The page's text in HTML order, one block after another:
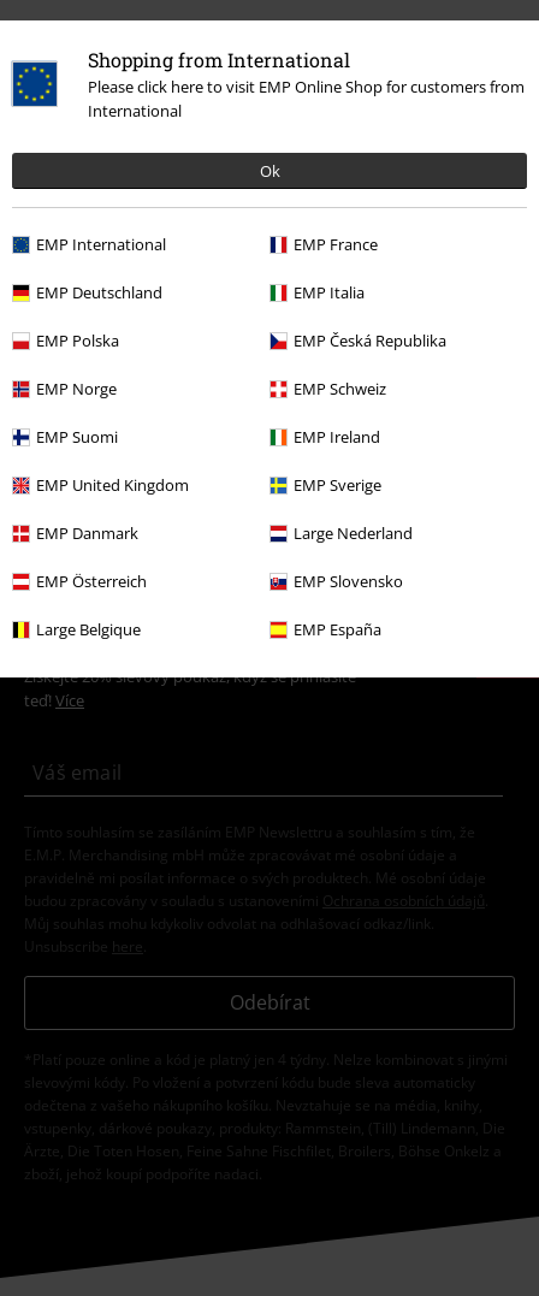
Shopping from International
Please click here to visit EMP Online Shop for customers from
International
Ok
EMP International EMP France
EMP Deutschland EMP Italia
EMP Polska EMP Česká Republika
EMP Norge EMP Schweiz
EMP Suomi EMP Ireland
EMP United Kingdom EMP Sverige
EMP Danmark Large Nederland
EMP Österreich EMP Slovensko
Large Belgique EMP España
More categories. More options.
Merch kapel Sleep Token
Novinky Opasky & přezky
Oblečení & doplňky Bižuterie a doplňky
Témata Fanoušci hudby
Doplňky
E-Mail Newsletter
Získejte 20% slevový poukaz, když se přihlásíte
teď! Více
Tímto souhlasím se zasíláním EMP Newslettru a souhlasím s tím, že
E.M.P. Merchandising mbH může zpracovávat mé osobní údaje a
pravidelně mi posílat informace o svých produktech. Mé osobní údaje
budou zpracovány v souladu s ustanoveními
Ochrana osobních údajů
Můj souhlas mohu kdykoliv odvolat na odhlašovací odkaz/link.
Unsubscribe here
Odebírat
*Platí pouze online a kód je platný jen 4 týdny. Nelze kombinovat s jinými
slevovými kódy. Po vložení a potvrzení kódu bude sleva automaticky
odečtena z vašeho nákupního košíku. Nevztahuje se na média, knihy,
vstupenky, dárkové poukazy, produkty: Rammstein, (Till) Lindemann, Die
Ärzte, Die Toten Hosen, Feine Sahne Fischfilet, Broilers, Böhse Onkelz a
zboží, jehož koupí podpoříte nadaci.